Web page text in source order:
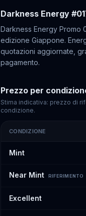
Darkness Energy
Darkness Energy Promo
edizione Giappone.
quotazioni aggiornate,
pagamento.
Prezzo per
Stima indicativa: prezzo di
condizione.
CONDIZIONE
Mint
Near Mint RIFERIMENTO
Excellent